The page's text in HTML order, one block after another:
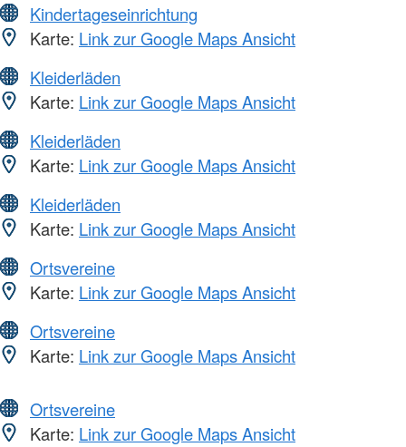
Kindertageseinrichtung
Karte: Link zur Google Maps Ansicht
Kleiderläden
Karte: Link zur Google Maps Ansicht
Kleiderläden
Karte: Link zur Google Maps Ansicht
Kleiderläden
Karte: Link zur Google Maps Ansicht
Ortsvereine
Karte: Link zur Google Maps Ansicht
Ortsvereine
Karte: Link zur Google Maps Ansicht
Ortsvereine
Karte: Link zur Google Maps Ansicht